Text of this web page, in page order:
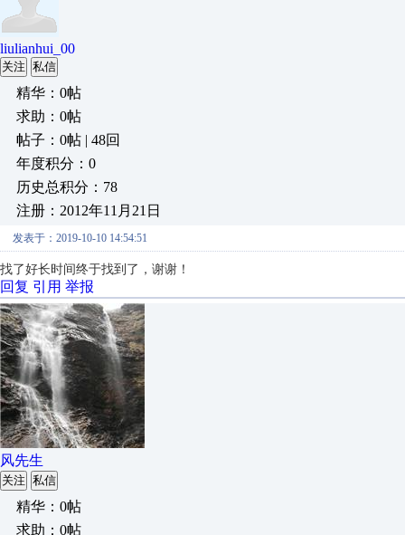
liulianhui_00
关注 私信
精华：0帖
求助：0帖
帖子：0帖 | 48回
年度积分：0
历史总积分：78
注册：2012年11月21日
发表于：2019-10-10 14:54:51
找了好长时间终于找到了，谢谢！
回复 引用 举报
风先生
关注 私信
精华：0帖
求助：0帖